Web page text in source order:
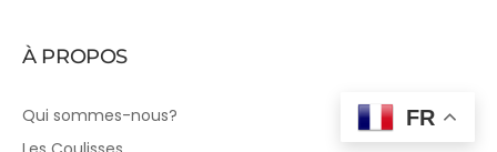
À PROPOS
Qui sommes-nous?
FR